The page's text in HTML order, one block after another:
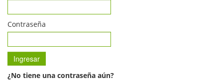
Contraseña
¿No tiene una contraseña aún?